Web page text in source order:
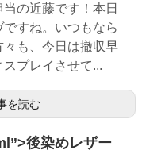
の近藤です！本日
すね。いつもなら
も、今日は撤収早
プレイさせて...
を読む
後染めレザー